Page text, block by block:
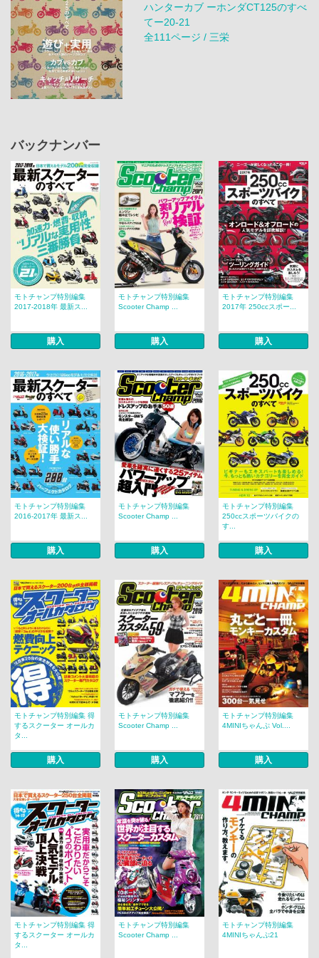
ハンターカブ ーホンダCT125のすべ
てー20‐21
全111ページ / 三栄
バックナンバー
モトチャンプ特別編集
2017-2018年 最新ス...
購入
モトチャンプ特別編集
Scooter Champ ...
購入
モトチャンプ特別編集
2017年 250ccスポー...
購入
モトチャンプ特別編集
2016-2017年 最新ス...
購入
モトチャンプ特別編集
Scooter Champ ...
購入
モトチャンプ特別編集
250ccスポーツバイクの
す...
購入
モトチャンプ特別編集 得
するスクーター オールカ
タ...
購入
モトチャンプ特別編集
Scooter Champ ...
購入
モトチャンプ特別編集
4MINIちゃんぷ Vol....
購入
モトチャンプ特別編集 得
するスクーター オールカ
タ...
モトチャンプ特別編集
Scooter Champ ...
モトチャンプ特別編集
4MINIちゃんぷ21